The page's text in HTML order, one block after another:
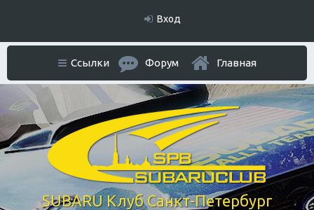
Вход
SUBARU Клуб Санкт-Петербург
Ссылки Форум Главная